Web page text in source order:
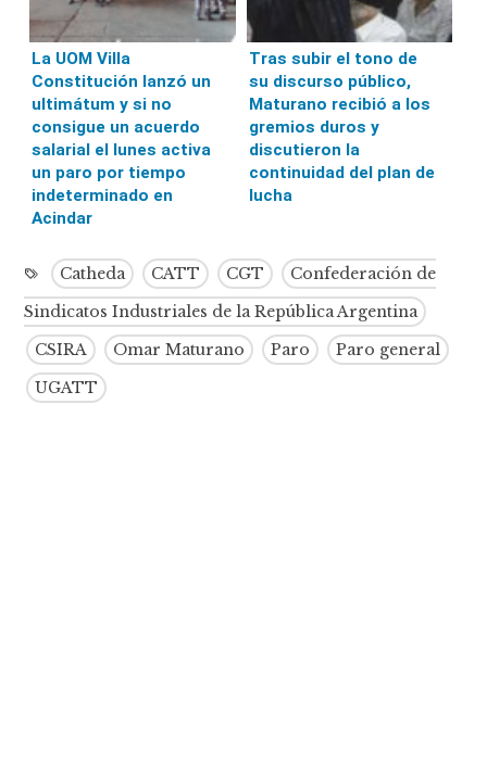
La UOM Villa
Constitución lanzó un
ultimátum y si no
consigue un acuerdo
salarial el lunes activa
un paro por tiempo
indeterminado en
Acindar
Tras subir el tono de
su discurso público,
Maturano recibió a los
gremios duros y
discutieron la
continuidad del plan de
lucha
Catheda CATT CGT
Confederación de
Sindicatos Industriales de la República Argentina
CSIRA
Omar Maturano Paro
Paro general
UGATT